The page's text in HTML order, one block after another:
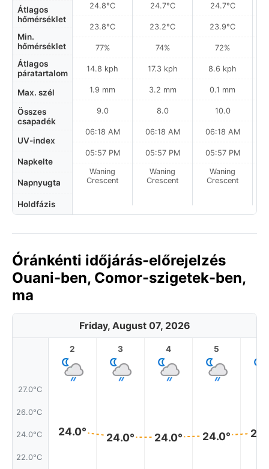
Átlagos
hőmérséklet
Min.
hőmérséklet
Átlagos
páratartalom
Max. szél
Összes
csapadék
UV-index
Napkelte
Napnyugta
Holdfázis
24.8°C
23.8°C
77%
14.8 kph
1.9 mm
9.0
06:18 AM
05:57 PM
Waning
Crescent
24.7°C
23.2°C
74%
17.3 kph
3.2 mm
8.0
06:18 AM
05:57 PM
Waning
Crescent
24.7°C
23.9°C
72%
8.6 kph
0.1 mm
10.0
06:18 AM
05:57 PM
Waning
Crescent
Óránkénti időjárás-előrejelzés
Ouani-ben, Comor-szigetek-ben,
ma
Friday, August 07, 2026
27.0°C
26.0°C
24.0°C
22.0°C
2
24.0°
3
24.0°
4
24.0°
5
24.0°